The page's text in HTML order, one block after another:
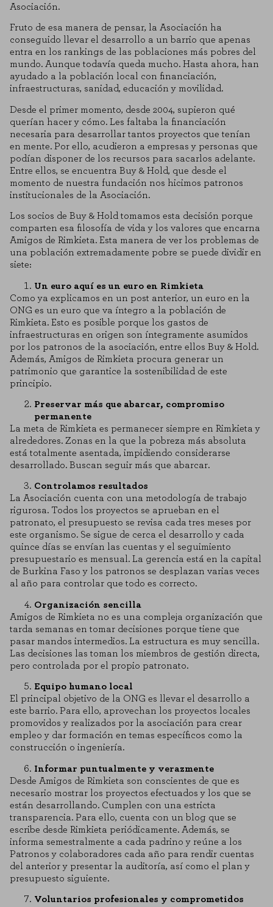
Asociación.
Fruto de esa manera de pensar, la Asociación ha
conseguido llevar el desarrollo a un barrio que apenas
entra en los rankings de las poblaciones más pobres del
mundo. Aunque todavía queda mucho. Hasta ahora, han
ayudado a la población local con financiación,
infraestructuras, sanidad, educación y movilidad.
Desde el primer momento, desde 2004, supieron qué
querían hacer y cómo. Les faltaba la financiación
necesaria para desarrollar tantos proyectos que tenían
en mente. Por ello, acudieron a empresas y personas que
podían disponer de los recursos para sacarlos adelante.
Entre ellos, se encuentra Buy & Hold, que desde el
momento de nuestra fundación nos hicimos patronos
institucionales de la Asociación.
Los socios de Buy & Hold tomamos esta decisión porque
comparten esa filosofía de vida y los valores que encarna
Amigos de Rimkieta. Esta manera de ver los problemas de
una población extremadamente pobre se puede dividir en
siete:
Un euro aquí es un euro en Rimkieta
Como ya explicamos en un post anterior, un euro en la
ONG es un euro que va íntegro a la población de
Rimkieta. Esto es posible porque los gastos de
infraestructuras en origen son íntegramente asumidos
por los patronos de la asociación, entre ellos Buy & Hold.
Además, Amigos de Rimkieta procura generar un
patrimonio que garantice la sostenibilidad de este
principio.
Preservar más que abarcar, compromiso
permanente
La meta de Rimkieta es permanecer siempre en Rimkieta y
alrededores. Zonas en la que la pobreza más absoluta
está totalmente asentada, impidiendo considerarse
desarrollado. Buscan seguir más que abarcar.
Controlamos resultados
La Asociación cuenta con una metodología de trabajo
rigurosa. Todos los proyectos se aprueban en el
patronato, el presupuesto se revisa cada tres meses por
este organismo. Se sigue de cerca el desarrollo y cada
quince días se envían las cuentas y el seguimiento
presupuestario es mensual. La gerencia está en la capital
de Burkina Faso y los patronos se desplazan varias veces
al año para controlar que todo es correcto.
Organización sencilla
Amigos de Rimkieta no es una compleja organización que
tarda semanas en tomar decisiones porque tiene que
pasar mandos intermedios. La estructura es muy sencilla.
Las decisiones las toman los miembros de gestión directa,
pero controlada por el propio patronato.
Equipo humano local
El principal objetivo de la ONG es llevar el desarrollo a
este barrio. Para ello, aprovechan los proyectos locales
promovidos y realizados por la asociación para crear
empleo y dar formación en temas específicos como la
construcción o ingeniería.
Informar puntualmente y verazmente
Desde Amigos de Rimkieta son conscientes de que es
necesario mostrar los proyectos efectuados y los que se
están desarrollando. Cumplen con una estricta
transparencia. Para ello, cuenta con un blog que se
escribe desde Rimkieta periódicamente. Además, se
informa semestralmente a cada padrino y reúne a los
Patronos y colaboradores cada año para rendir cuentas
del anterior y presentar la auditoría, así como el plan y
presupuesto siguiente.
Voluntarios profesionales y comprometidos
COOKIE SETTINGS
REJECT ALL ENABLE ALL